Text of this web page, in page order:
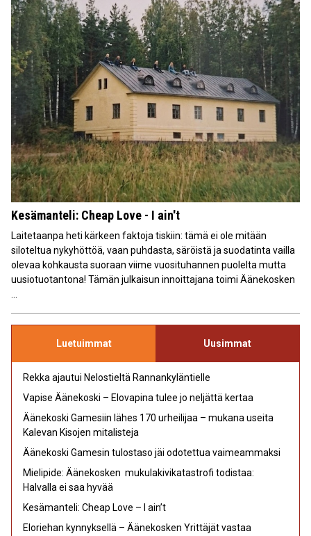
Kesämanteli: Cheap Love - I ain't
Laitetaanpa heti kärkeen faktoja tiskiin: tämä ei ole mitään
siloteltua nykyhöttöä, vaan puhdasta, säröistä ja suodatinta vailla
olevaa kohkausta suoraan viime vuosituhannen puolelta mutta
uusiotuotantona! Tämän julkaisun innoittajana toimi Äänekosken
Luetuimmat Uusimmat
Rekka ajautui Nelostieltä Rannankyläntielle
Vapise Äänekoski – Elovapina tulee jo neljättä kertaa
Äänekoski Gamesiin lähes 170 urheilijaa – mukana useita
Kalevan Kisojen mitalisteja
Äänekoski Gamesin tulostaso jäi odotettua vaimeammaksi
Mielipide: Äänekosken mukulakivikatastrofi todistaa:
Halvalla ei saa hyvää
Kesämanteli: Cheap Love – I ain’t
Eloriehan kynnyksellä – Äänekosken Yrittäjät vastaa